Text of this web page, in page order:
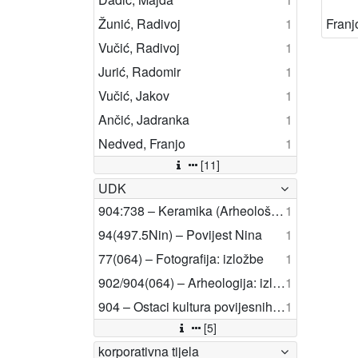
Žunić, Radivoj
1
Vučić, Radivoj
1
Jurić, Radomir
1
Vučić, Jakov
1
Ančić, Jadranka
1
Nedved, Franjo
1
[11]
UDK
904:738 – Keramika (Arheološki nalazi)1
94(497.5Nin) – Povijest Nina
1
77(064) – Fotografija: izložbe
1
902/904(064) – Arheologija: izložbe1
904 – Ostaci kultura povijesnih razdoblja1
[5]
korporativna tijela